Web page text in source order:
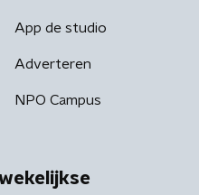
App de studio
Adverteren
NPO Campus